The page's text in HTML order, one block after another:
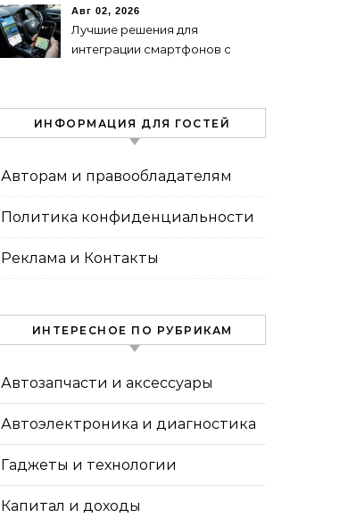
Авг 02, 2026
Лучшие решения для
интеграции смартфонов с
ИНФОРМАЦИЯ ДЛЯ ГОСТЕЙ
Авторам и правообладателям
Политика конфиденциальности
Реклама и Контакты
ИНТЕРЕСНОЕ ПО РУБРИКАМ
Автозапчасти и аксессуары
Автоэлектроника и диагностика
Гаджеты и технологии
Капитал и доходы